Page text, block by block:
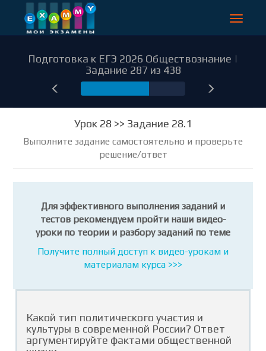
Toggle
Подготовка к ЕГЭ 2026 Обществознание |
Задание 287 из 438
Урок 28 >> Задание 28.1
Выполните задание самостоятельно и проверьте
решение/ответ
Для эффективного выполнения заданий и
тестов рекомендуем пройти наши видео-
уроки по теории и разбору заданий по теме
Получите полный доступ к видео-урокам и
материалам курса >>>
Какой тип политического участия и
культуры в современной России? Ответ
аргументируйте фактами общественной